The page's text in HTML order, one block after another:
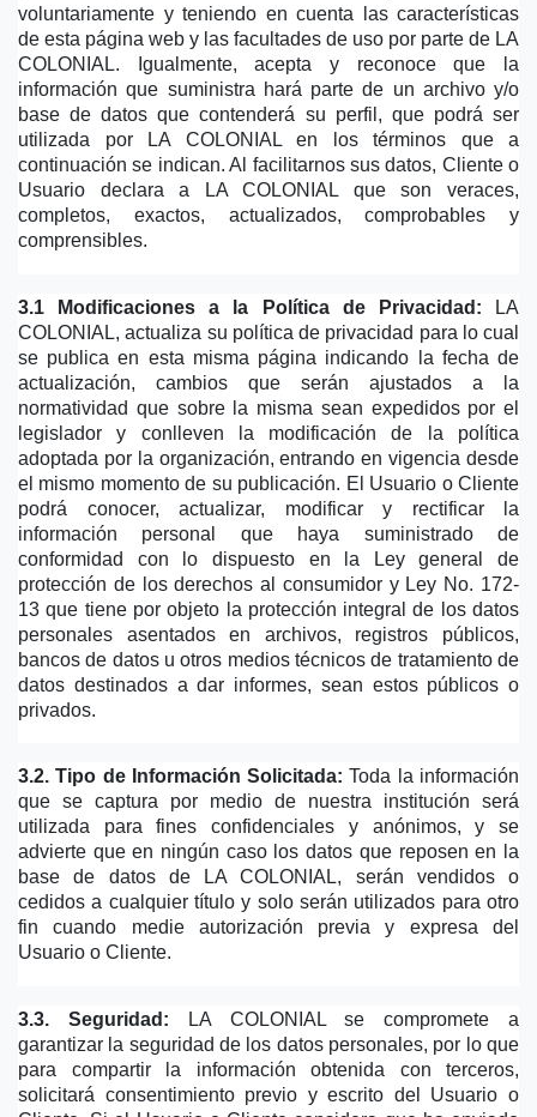
voluntariamente y teniendo en cuenta las características
de esta página web y las facultades de uso por parte de LA
COLONIAL. Igualmente, acepta y reconoce que la
información que suministra hará parte de un archivo y/o
base de datos que contenderá su perfil, que podrá ser
utilizada por LA COLONIAL en los términos que a
continuación se indican. Al facilitarnos sus datos, Cliente o
Usuario declara a LA COLONIAL que son veraces,
completos, exactos, actualizados, comprobables y
comprensibles.
3.1 Modificaciones a la Política de Privacidad: LA
COLONIAL, actualiza su política de privacidad para lo cual
se publica en esta misma página indicando la fecha de
actualización, cambios que serán ajustados a la
normatividad que sobre la misma sean expedidos por el
legislador y conlleven la modificación de la política
adoptada por la organización, entrando en vigencia desde
el mismo momento de su publicación. El Usuario o Cliente
podrá conocer, actualizar, modificar y rectificar la
información personal que haya suministrado de
conformidad con lo dispuesto en la Ley general de
protección de los derechos al consumidor y Ley No. 172-
13 que tiene por objeto la protección integral de los datos
personales asentados en archivos, registros públicos,
bancos de datos u otros medios técnicos de tratamiento de
datos destinados a dar informes, sean estos públicos o
privados.
3.2. Tipo de Información Solicitada: Toda la información
que se captura por medio de nuestra institución será
utilizada para fines confidenciales y anónimos, y se
advierte que en ningún caso los datos que reposen en la
base de datos de LA COLONIAL, serán vendidos o
cedidos a cualquier título y solo serán utilizados para otro
fin cuando medie autorización previa y expresa del
Usuario o Cliente.
3.3. Seguridad: LA COLONIAL se compromete a
garantizar la seguridad de los datos personales, por lo que
para compartir la información obtenida con terceros,
solicitará consentimiento previo y escrito del Usuario o